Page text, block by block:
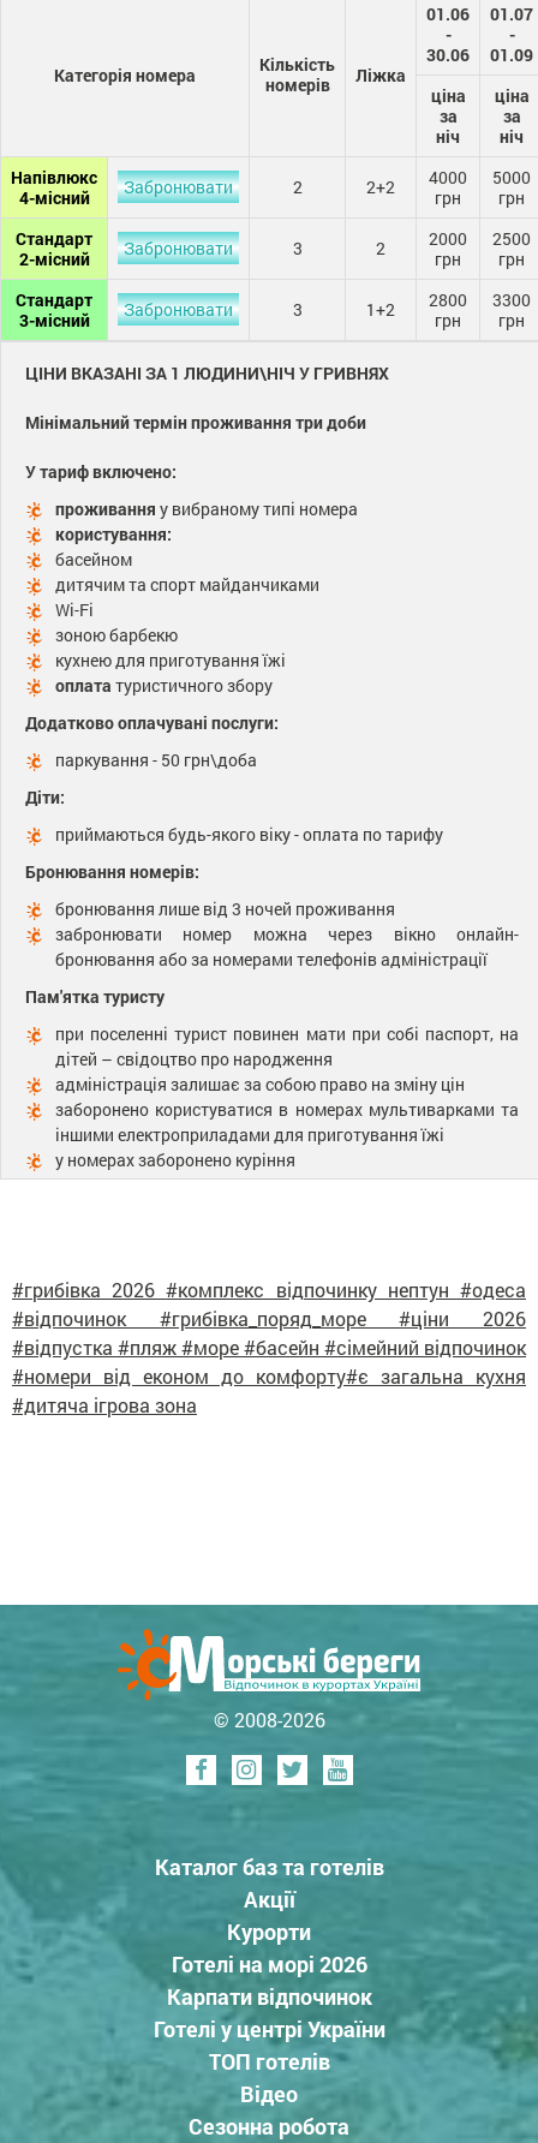
Категорія номера
Кількість
номерів
Ліжка
01.06
-
30.06
01.07
-
01.09
ціна
за
ніч
ціна
за
ніч
Напівлюкс
4-місний
Забронювати 2 2+2
4000
грн
5000
грн
Стандарт
2-місний
Забронювати 3 2
2000
грн
2500
грн
Стандарт
3-місний
Забронювати 3 1+2
2800
грн
3300
грн
ЦІНИ ВКАЗАНІ ЗА 1 ЛЮДИНИ\НІЧ У ГРИВНЯХ
Мінімальний термін проживання три доби
У тариф включено:
проживання у вибраному типі номера
користування:
басейном
дитячим та спорт майданчиками
Wi-Fi
зоною барбекю
кухнею для приготування їжі
оплата туристичного збору
Додатково оплачувані послуги:
паркування - 50 грн\доба
Діти:
приймаються будь-якого віку - оплата по тарифу
Бронювання номерів:
бронювання лише від 3 ночей проживання
забронювати номер можна через вікно онлайн-
бронювання або за номерами телефонів адміністрації
Пам'ятка туристу
при поселенні турист повинен мати при собі паспорт, на
дітей – свідоцтво про народження
адміністрація залишає за собою право на зміну цін
заборонено користуватися в номерах мультиварками та
іншими електроприладами для приготування їжі
у номерах заборонено куріння
#грибівка 2026 #комплекс відпочинку нептун #одеса
#відпочинок #грибівка_поряд_море #ціни 2026
#відпустка #пляж #море #басейн #сімейний відпочинок
#номери від економ до комфорту#є загальна кухня
#дитяча ігрова зона
© 2008-2026
Каталог баз та готелів
Акції
Курорти
Готелі на морі 2026
Карпати відпочинок
Готелі у центрі України
ТОП готелів
Відео
Сезонна робота